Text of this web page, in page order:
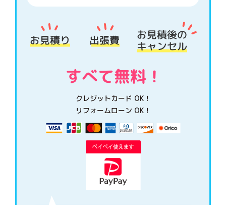
クレジットカード OK！
リフォームローン OK！